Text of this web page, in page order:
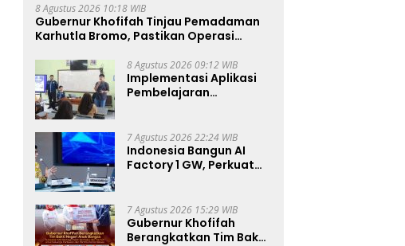
8 Agustus 2026 10:18 WIB
Gubernur Khofifah Tinjau Pemadaman
Karhutla Bromo, Pastikan Operasi
Dioptimalkan
8 Agustus 2026 09:12 WIB
Implementasi Aplikasi
Pembelajaran
Kota Bekasi, Mendukung
Digitalisasi dan Inovasi
Pembelajaran
7 Agustus 2026 22:24 WIB
Indonesia Bangun AI
Factory 1 GW, Perkuat
7 Agustus 2026 15:29 WIB
Gubernur Khofifah
Berangkatkan Tim Bakti